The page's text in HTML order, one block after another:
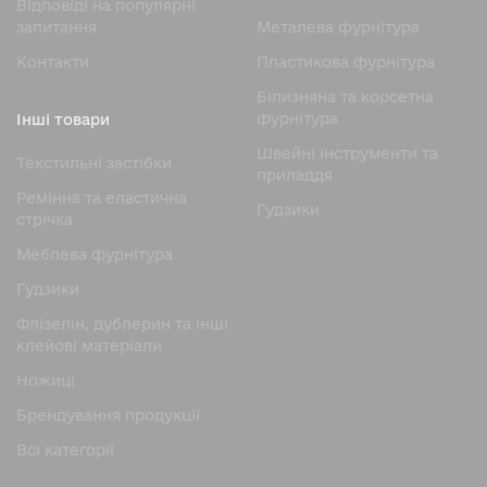
Переваги блискавки YKK Vislon Bone Shape
Популярність, яку набула блискавка УКК vislon bone
оригінального дизайну.
Ключові переваги:
Оригінальна форма елементів
Висока міцність конструкції
Стійкість до навантажень
Плавний хід бігунка
Довговічність
Ці характеристики роблять такі блискавки
затребуваними у різних напрямках швейного
Відповіді на популярні
запитання
Контакти
Металева фурнітура
Пластикова фурнітура
Білизняна та корсетна
фурнітура
Швейні інструменти та
приладдя
Гудзики
Інші товари
Текстильні застібки
Ремінна та еластична
стрічка
Меблева фурнітура
Гудзики
Флізелін, дублерин та інші
клейові матеріали
Ножицi
Брендування продукції
Всі категорії